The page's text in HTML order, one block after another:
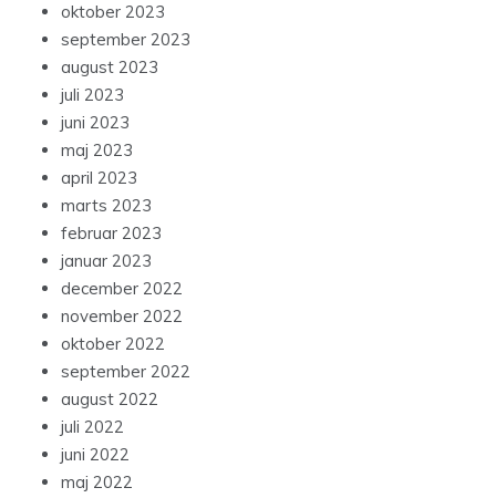
oktober 2023
september 2023
august 2023
juli 2023
juni 2023
maj 2023
april 2023
marts 2023
februar 2023
januar 2023
december 2022
november 2022
oktober 2022
september 2022
august 2022
juli 2022
juni 2022
maj 2022